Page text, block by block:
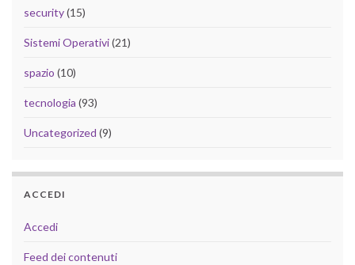
security(15)
Sistemi Operativi(21)
spazio (10)
tecnologia (93)
Uncategorized (9)
ACCEDI
Accedi
Feed dei contenuti